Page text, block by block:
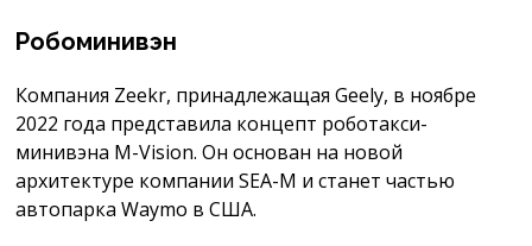
Робоминивэн
Компания Zeekr, принадлежащая Geely, в ноябре
2022 года представила концепт роботакси-
минивэна M-Vision. Он основан на новой
архитектуре компании SEA-M и станет частью
автопарка Waymo в США.